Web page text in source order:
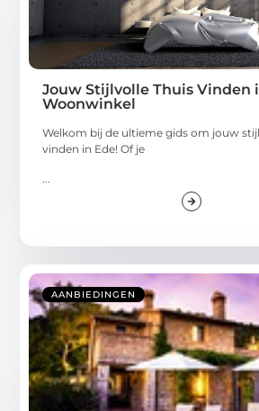
Jouw Stijlvolle Thuis Vinden
Woonwinkel
Welkom bij de ultieme gids om jouw
vinden in Ede! Of je
AANBIEDINGEN